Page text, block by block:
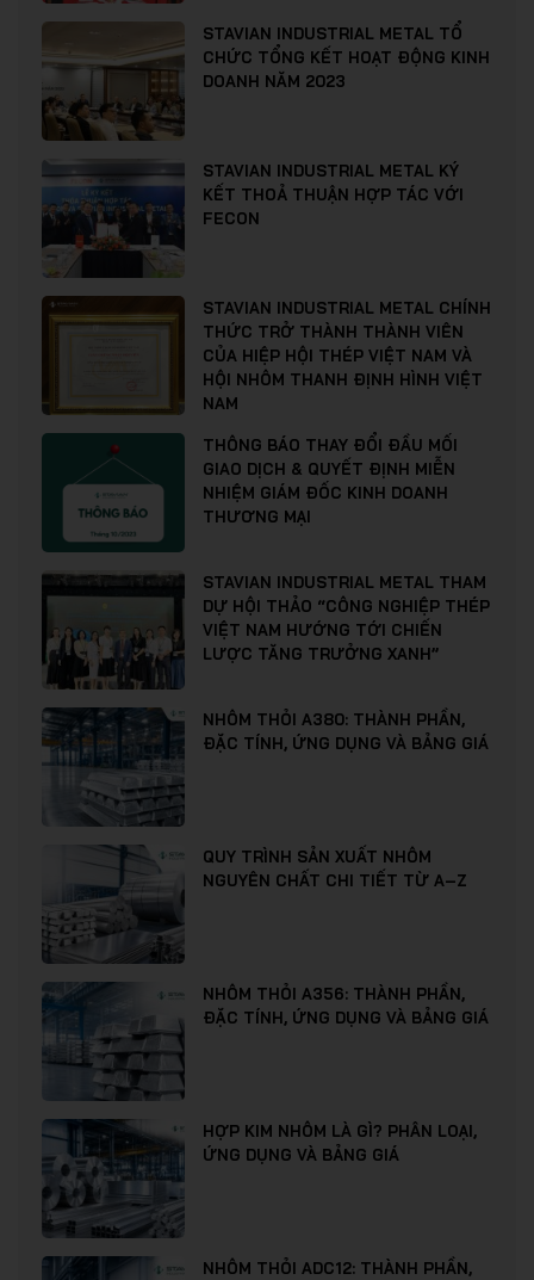
STAVIAN INDUSTRIAL METAL TỔ
CHỨC TỔNG KẾT HOẠT ĐỘNG KINH
DOANH NĂM 2023
STAVIAN INDUSTRIAL METAL KÝ
KẾT THOẢ THUẬN HỢP TÁC VỚI
FECON
STAVIAN INDUSTRIAL METAL CHÍNH
THỨC TRỞ THÀNH THÀNH VIÊN
CỦA HIỆP HỘI THÉP VIỆT NAM VÀ
HỘI NHÔM THANH ĐỊNH HÌNH VIỆT
NAM
THÔNG BÁO THAY ĐỔI ĐẦU MỐI
GIAO DỊCH & QUYẾT ĐỊNH MIỄN
NHIỆM GIÁM ĐỐC KINH DOANH
THƯƠNG MẠI
STAVIAN INDUSTRIAL METAL THAM
DỰ HỘI THẢO “CÔNG NGHIỆP THÉP
VIỆT NAM HƯỚNG TỚI CHIẾN
LƯỢC TĂNG TRƯỞNG XANH”
NHÔM THỎI A380: THÀNH PHẦN,
ĐẶC TÍNH, ỨNG DỤNG VÀ BẢNG GIÁ
QUY TRÌNH SẢN XUẤT NHÔM
NGUYÊN CHẤT CHI TIẾT TỪ A–Z
NHÔM THỎI A356: THÀNH PHẦN,
ĐẶC TÍNH, ỨNG DỤNG VÀ BẢNG GIÁ
HỢP KIM NHÔM LÀ GÌ? PHÂN LOẠI,
ỨNG DỤNG VÀ BẢNG GIÁ
NHÔM THỎI ADC12: THÀNH PHẦN,